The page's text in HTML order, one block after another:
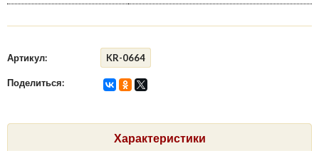
Артикул: KR-0664
Поделиться:
Характеристики